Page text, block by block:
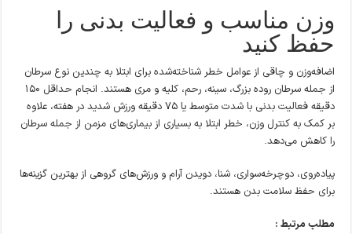
وزن مناسب و فعالیت بدنی را
حفظ کنید
اضافه‌وزن و چاقی از عوامل خطر شناخته‌شده برای ابتلا به چندین نوع سرطان
از جمله سرطان روده بزرگ، سینه، رحم، کلیه و مری هستند. انجام حداقل ۱۵۰
دقیقه فعالیت بدنی با شدت متوسط یا ۷۵ دقیقه ورزش شدید در هفته، علاوه
بر کمک به کنترل وزن، خطر ابتلا به بسیاری از بیماری‌های مزمن از جمله سرطان
را کاهش می‌دهد.
پیاده‌روی، دوچرخه‌سواری، شنا، دویدن آرام و ورزش‌های گروهی از بهترین گزینه‌ها
برای حفظ سلامت بدن هستند.
مطلب مرتبط :